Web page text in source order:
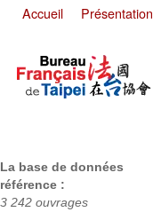
Accueil Présentation
La base de données
référence :
3 242 ouvrages